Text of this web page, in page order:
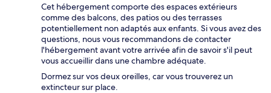
Cet hébergement comporte des espaces extérieurs
comme des balcons, des patios ou des terrasses
potentiellement non adaptés aux enfants. Si vous avez des
questions, nous vous recommandons de contacter
l'hébergement avant votre arrivée afin de savoir s'il peut
vous accueillir dans une chambre adéquate.
Dormez sur vos deux oreilles, car vous trouverez un
extincteur sur place.